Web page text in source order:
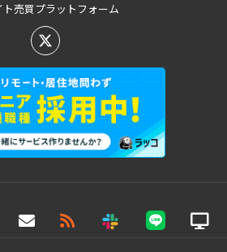
ト売買プラットフォーム